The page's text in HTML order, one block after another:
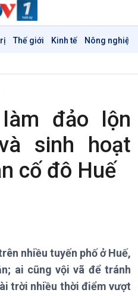
Thế giới Kinh tế Nông nghiệp
đảo lộn
sinh hoạt
cố đô Huế
nhiều tuyến phố ở Huế,
ai cũng vội vã để tránh
trời nhiều thời điểm vượt